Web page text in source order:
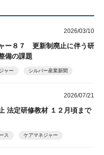
2026/03/10
ー８７ 更新制廃止に伴う研
備の課題
ャー シルバー産業新聞
2026/07/21
法定研修教材 １２月頃まで
ス ケアマネジャー